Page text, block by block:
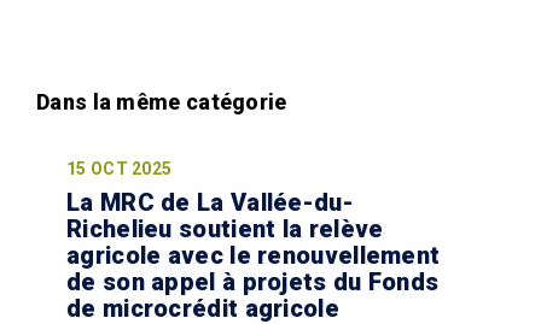
15 OCT 2025
La MRC de La Vallée-du-
Richelieu soutient la relève
agricole avec le renouvellement
de son appel à projets du Fonds
de microcrédit agricole